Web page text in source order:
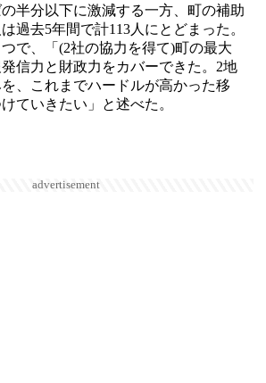
半分以下に激減する一方、町の補助
過去5年間で計113人にとどまった。
で、「(2社の協力を得て)町の最大
信力と財政力をカバーできた。2地
、これまでハードルが高かった移
ていきたい」と述べた。
advertisement